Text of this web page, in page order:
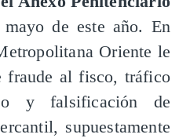
mayo de este año. En
Oriente le
fraude al fisco, tráfico
y falsificación de
supuestamente